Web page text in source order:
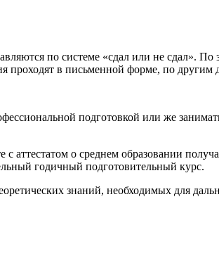
по системе «сдал или не сдал».
проходят в письменной форме, по другим
подготовкой или же
аттестатом о среднем образовании
годичный подготовительный курс.
знаний, необходимых для